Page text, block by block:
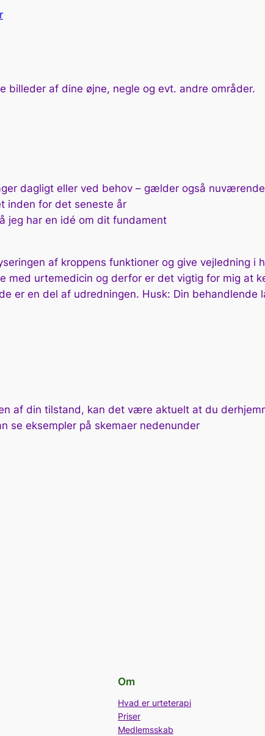
billeder af dine øjne, negle og evt. andre områder.
dagligt eller ved behov – gælder også
inden for det seneste år
jeg har en idé om dit fundament
af kroppens funktioner og give vejledning i
med urtemedicin og derfor er det vigtig for mig at
er en del af udredningen. Husk: Din
af din tilstand, kan det være aktuelt at du
se eksempler på skemaer nedenunder
Om
Hvad er urteterapi
Priser
Medlemsskab